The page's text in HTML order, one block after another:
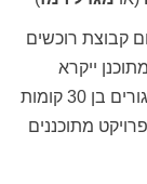
קבוצת רוכשים
המתוכנן ייקרא
) ויכלול מגדל מגורים בן 30 קומות
בפרויקט מתוכננים